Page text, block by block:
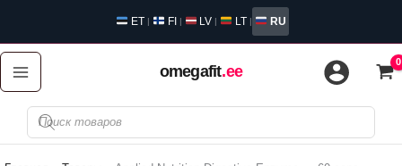
содержимому
ET | FI | LV | LT | RU
omegafit.ee
Поиск
товаров